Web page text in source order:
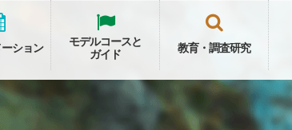
ション
モデルコースと
ガイド
教育・調査研究